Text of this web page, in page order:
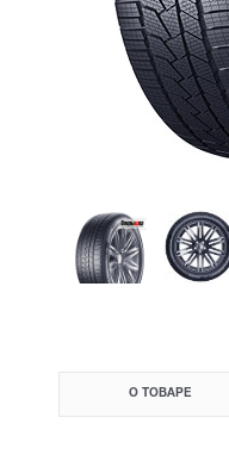
О ТОВАРЕ